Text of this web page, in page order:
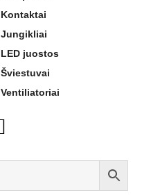
Kontaktai
Jungikliai
LED juostos
Šviestuvai
Ventiliatoriai